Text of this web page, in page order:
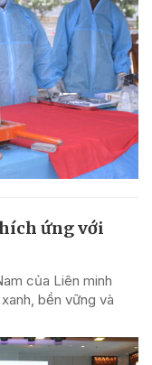
ứng với
của Liên minh
bền vững và